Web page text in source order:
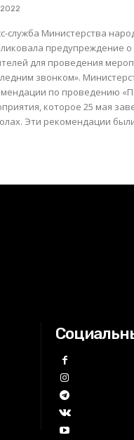
служба Министерства
предупреждение о
для проведения
звонком». Министерство разработало
по проведению
которое 25 мая
в школах. Эти рекомендации